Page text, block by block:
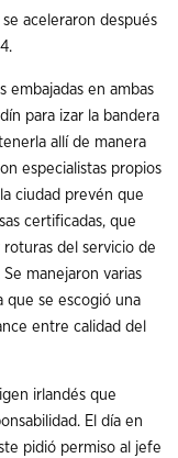
aceleraron después
embajadas en ambas
para izar la bandera
allí de manera
especialistas propios
ciudad prevén que
certificadas, que
del servicio de
manejaron varias
que se escogió una
entre calidad del
irlandés que
El día en
pidió permiso al jefe